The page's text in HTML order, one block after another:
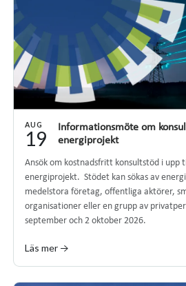
AUG
19
Informationsmöte om
energiprojekt
Ansök om kostnadsfritt konsultstöd i upp
energiprojekt. Stödet kan sökas av
medelstora företag, offentliga aktörer,
organisationer eller en grupp av
september och 2 oktober 2026.
Läs mer →